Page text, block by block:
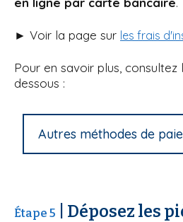
► Voir la page sur les frais
Pour en savoir plus, consultez
dessous :
Autres méthodes de
Étape 5
| Déposez les